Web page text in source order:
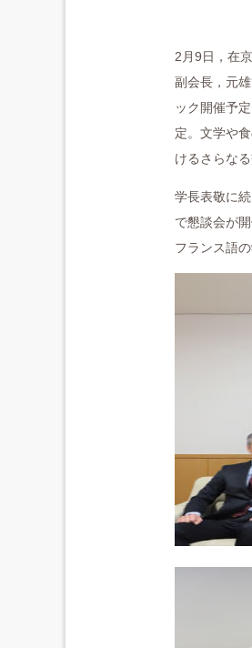
2月9日，在
副会長，元
ック開催予
定。文学や
けるさらな
学長表敬に
で懇談会が
フランス語